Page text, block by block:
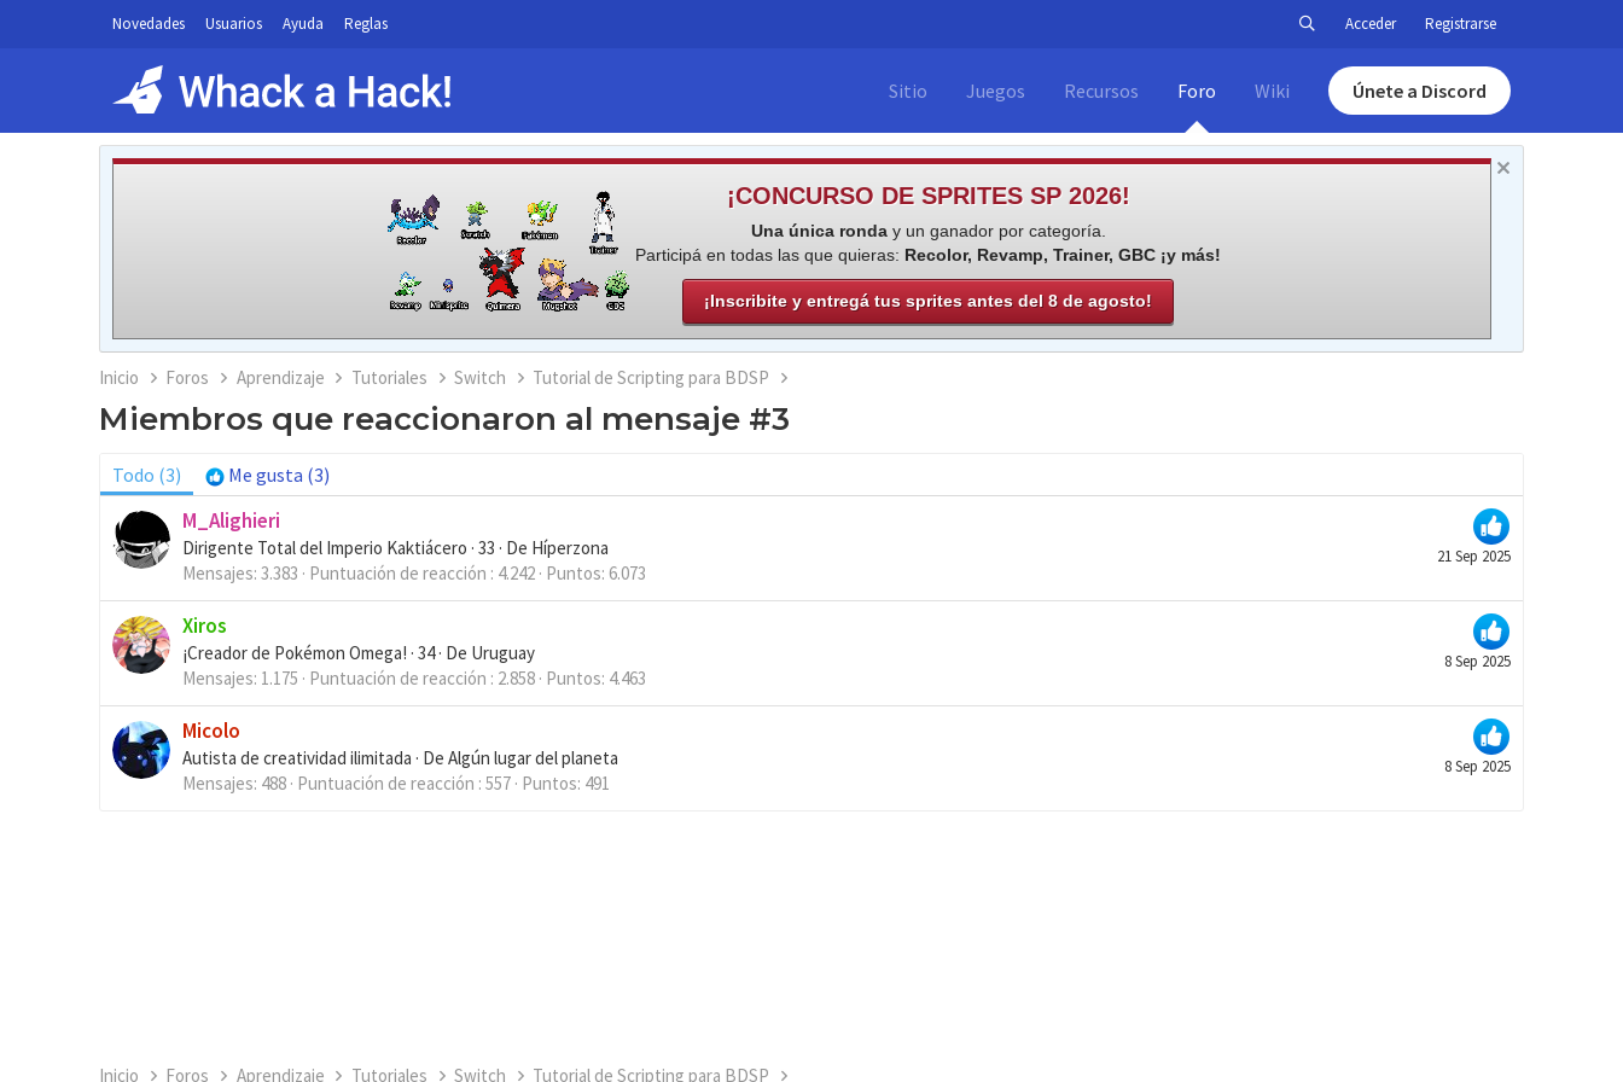
Novedades Usuarios Ayuda Reglas Acceder Registrarse
Sitio Juegos Recursos Foro Wiki Únete a Discord
¡CONCURSO DE SPRITES SP 2026!
Una única ronday un ganador por categoría.
Participá en todas las que quieras: Recolor, Revamp, Trainer, GBC ¡y más!
¡Inscribite y entregá tus sprites antes del 8 de agosto!
Inicio Foros Aprendizaje Tutoriales Switch Tutorial de Scripting para BDSP
Miembros que reaccionaron al mensaje #3
Todo (3) Me gusta (3)
21 Sep 2025
M_Alighieri
Dirigente Total del Imperio Kaktiácero · 33 · De Híperzona
Mensajes 3.383 Puntuación de reacción 4.242 Puntos 6.073
8 Sep 2025
Xiros
¡Creador de Pokémon Omega! · 34· De Uruguay
Mensajes 1.175 Puntuación de reacción 2.858 Puntos 4.463
8 Sep 2025
Micolo
Autista de creatividad ilimitada · De Algún lugar del planeta
Mensajes 488 Puntuación de reacción 557 Puntos 491
Inicio Foros Aprendizaje Tutoriales Switch Tutorial de Scripting para BDSP